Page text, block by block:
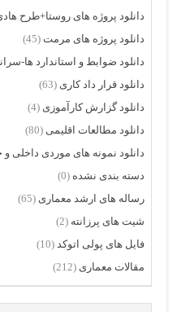
دانلود پروژه های روستا+طرح
دانلود پروژه های مرمت (45)
دانلود ضوابط و استاندارد ها-
دانلود قرار داد کاری (63)
دانلود گزارش کارآموزی (4)
دانلود مطالعات اقلیمی (80)
دانلود نمونه های موردی داخلی
دسته بندی نشده (0)
رساله های ارشد معماری (65)
شیت های پرزانته (2)
فایل های پولی اتوکد (10)
مقالات معماری (212)